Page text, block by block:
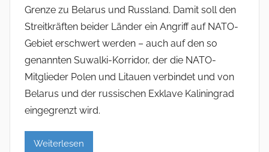
Grenze zu Belarus und Russland. Damit soll den
Streitkräften beider Länder ein Angriff auf NATO-
Gebiet erschwert werden – auch auf den so
genannten Suwalki-Korridor, der die NATO-
Mitglieder Polen und Litauen verbindet und von
Belarus und der russischen Exklave Kaliningrad
eingegrenzt wird.
Weiterlesen